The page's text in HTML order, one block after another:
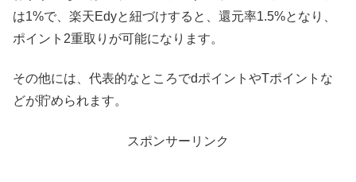
は1%で、楽天Edyと紐づけすると、還元率1.5%となり、
ポイント2重取りが可能になります。
その他には、代表的なところでdポイントやTポイントな
どが貯められます。
スポンサーリンク